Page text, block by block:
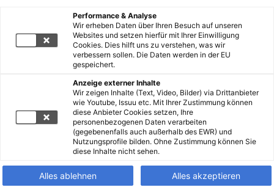
Performance & Analyse
Wir erheben Daten über Ihren Besuch auf unseren
Websites und setzen hierfür mit Ihrer Einwilligung
Cookies. Dies hilft uns zu verstehen, was wir
verbessern sollen. Die Daten werden in der EU
gespeichert.
Anzeige externer Inhalte
Wir zeigen Inhalte (Text, Video, Bilder) via Drittanbieter
wie Youtube, Issuu etc. Mit Ihrer Zustimmung können
diese Anbieter Cookies setzen, Ihre
personenbezogenen Daten verarbeiten
(gegebenenfalls auch außerhalb des EWR) und
Nutzungsprofile bilden. Ohne Zustimmung können Sie
diese Inhalte nicht sehen.
Alles ablehnen Alles akzeptieren